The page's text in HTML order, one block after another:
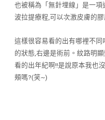
也被稱為「無針埋線」是一項
波拉提療程,可以次激皮膚的膠
這樣很容易看的出有哪裡不
的狀態,右邊是術前。紋路明
看的出年紀啊!!是說原本我也
頰嗎?(笑~)